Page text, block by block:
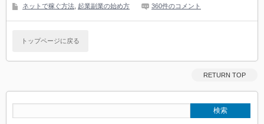
ネットで稼ぐ方法 起業副業の始め方 360件のコメント
トップページに戻る
RETURN TOP